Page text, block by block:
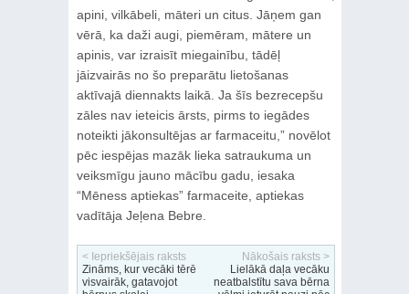
apini, vilkābeli, māteri un citus. Jāņem gan
vērā, ka daži augi, piemēram, mātere un
apinis, var izraisīt miegainību, tādēļ
jāizvairās no šo preparātu lietošanas
aktīvajā diennakts laikā. Ja šīs bezrecepšu
zāles nav ieteicis ārsts, pirms to iegādes
noteikti jākonsultējas ar farmaceitu,” novēlot
pēc iespējas mazāk lieka satraukuma un
veiksmīgu jauno mācību gadu, iesaka
“Mēness aptiekas” farmaceite, aptiekas
vadītāja Jeļena Bebre.
< Iepriekšējais raksts
Zināms, kur vecāki tērē
visvairāk, gatavojot
Nākošais raksts >
Lielākā daļa vecāku
neatbalstītu sava bērna